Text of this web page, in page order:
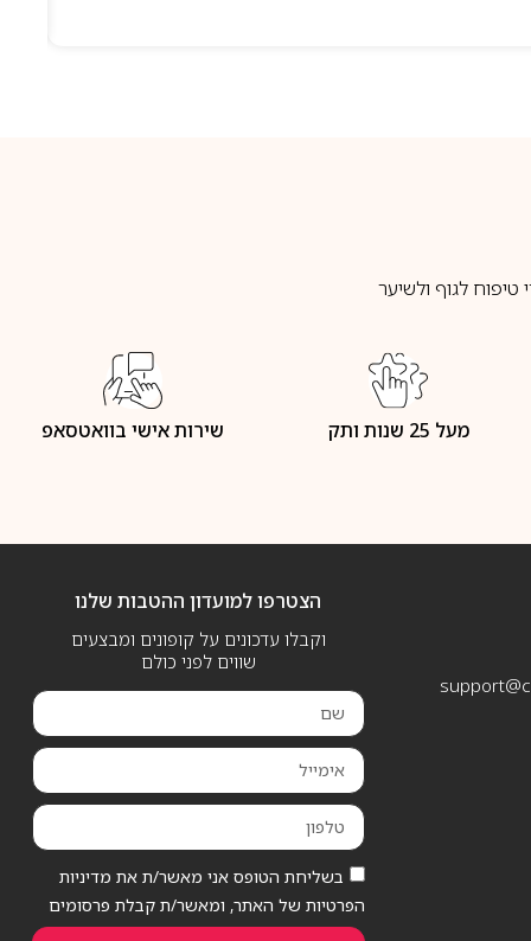
לגוף ולשיער
מעל 25 שנות ותק שירות אישי בוואטסאפ
הצטרפו למועדון ההטבות שלנו
וקבלו עדכונים על קופונים ומבצעים
שווים לפני כולם
בשליחת הטופס אני מאשר/ת את מדיניות
הפרטיות של האתר, ומאשר/ת קבלת פרסומים